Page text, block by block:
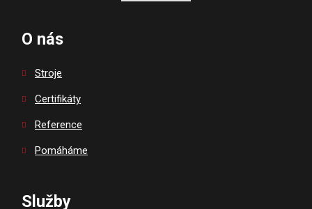
O nás
Stroje
Certifikáty
Reference
Pomáháme
Služby